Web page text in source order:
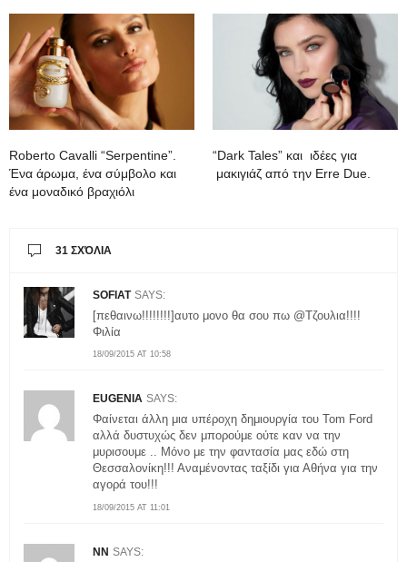
Roberto Cavalli “Serpentine”.
Ένα άρωμα, ένα σύμβολο και
ένα μοναδικό βραχιόλι
“Dark Tales” και ιδέες για
μακιγιάζ από την Erre Due.
31 ΣΧΌΛΙΑ
SOFIAT SAYS:
18/09/2015 AT 10:58
[πεθαινω!!!!!!!!]αυτο μονο θα σου πω @Τζουλια!!!!
Φιλία
EUGENIA SAYS:
18/09/2015 AT 11:01
Φαίνεται άλλη μια υπέροχη δημιουργία του Tom Ford
αλλά δυστυχώς δεν μπορούμε ούτε καν να την
μυρισουμε .. Μόνο με την φαντασία μας εδώ στη
Θεσσαλονίκη!!! Αναμένοντας ταξίδι για Αθήνα για την
αγορά του!!!
NN SAYS: